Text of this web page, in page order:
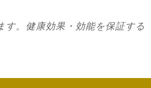
。健康効果・効能を保証する